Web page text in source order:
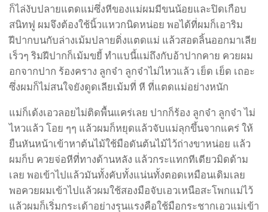
ก็ไล่งับปลายแตดแม่ซึ่งหีของแม่ผมมีขนน้อยและปิดเกือบ
สนิทฟู ผมจึงต้องใช้นิ้วแหวกนิดหน่อย พอได้ที่ผมก็เอาริม
ฝีปากบนกับล่างเม้มปลายติ่งแตดแม่ แล้วสอดลิ้นออกมาเลีย
เร็วๆ ริมฝีปากก็เม้มขยี้ ทำแบนี้แม่ถึงกับอ้าปากคาย ควยผม
อกจากปาก ร้องคราง ลูกจ๋า ลูกจ๋าไม่ไหวแล้ว เย็ด เย็ด เถอะ
ซึ่งผมก็ไม่สนใจยังดูดเลียเม้มที่ หี ที่แตดแม่อย่างหนัก
แม่ก็เด้งเอวลอยไม่ติดพื้นแคร่เลย ปากก็ร้อง ลูกจ๋า ลูกจ๋า ไม่
ไหวแล้ว โอย ๆๆ แล้วผมก็หยุดแล้วจับแม่ลุกขึ้นจากแคร่ ให้
ยืนหันหน้าเข้าหาต้นไม้ใช้มือดันต้นไม้ไว้ถ่างขาหน่อย แล้ว
ผมก็บ ควยจ่อหีที่ทางด้านหลัง แล้วกระแทกทีเดียวมิดด้าม
เลย พอเข้าไปแล้วมันทั้งคับทั้งแน่นทั้งตอดเหมือนเดิมเลย
พอควยผมเข้าไปแล้วผมใช้สองมือจับเอวเหนือสะโพกแม่ไว้
แล้วผมก็เริ่มกระเด้าอย่างรุนแรงคือใช้มือกระชากเอวแม่เข้า